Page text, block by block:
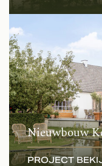
Nieuwbouw
PROJECT